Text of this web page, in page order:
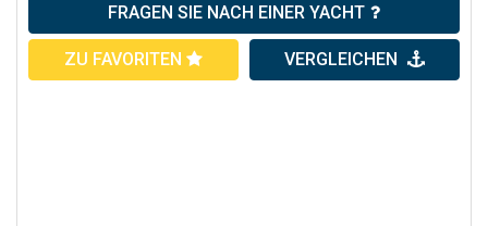
FRAGEN SIE NACH EINER YACHT
ZU FAVORITEN VERGLEICHEN